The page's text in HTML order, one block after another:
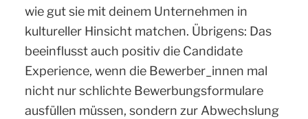
wie gut sie mit deinem Unternehmen in
kultureller Hinsicht matchen. Übrigens: Das
beeinflusst auch positiv die Candidate
Experience, wenn die Bewerber_innen mal
nicht nur schlichte Bewerbungsformulare
ausfüllen müssen, sondern zur Abwechslung